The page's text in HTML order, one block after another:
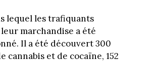
lequel les trafiquants
marchandise a été
Il a été découvert 300
cannabis et de cocaïne, 152